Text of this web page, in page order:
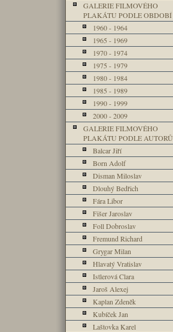
GALERIE FILMOVÉHO
PLAKÁTU PODLE OBDOBÍ
1960 - 1964
1965 - 1969
1970 - 1974
1975 - 1979
1980 - 1984
1985 - 1989
1990 - 1999
2000 - 2009
GALERIE FILMOVÉHO
PLAKÁTU PODLE AUTORŮ
Balcar Jiří
Born Adolf
Disman Miloslav
Dlouhý Bedřich
Fára Libor
Fišer Jaroslav
Foll Dobroslav
Fremund Richard
Grygar Milan
Hlavatý Vratislav
Istlerová Clara
Jaroš Alexej
Kaplan Zdeněk
Kubíček Jan
Laštovka Karel